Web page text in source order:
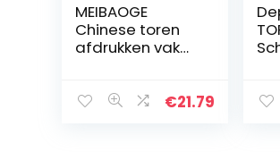
MEIBAOGE
Chinese toren
afdrukken vak
mode cartoon
€21.79